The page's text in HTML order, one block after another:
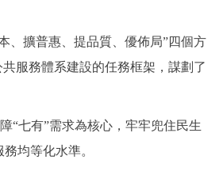
擴普惠、提品質、優佈局”四個方
服務體系建設的任務框架，謀劃了
七有”需求為核心，牢牢兜住民生
均等化水準。